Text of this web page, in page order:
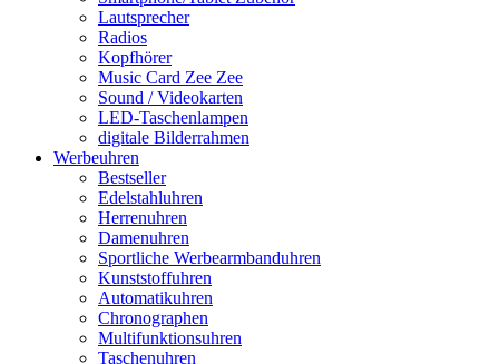
Lautsprecher
Radios
Kopfhörer
Music Card Zee Zee
Sound / Videokarten
LED-Taschenlampen
digitale Bilderrahmen
Werbeuhren
Bestseller
Edelstahluhren
Herrenuhren
Damenuhren
Sportliche Werbearmbanduhren
Kunststoffuhren
Automatikuhren
Chronographen
Multifunktionsuhren
Taschenuhren